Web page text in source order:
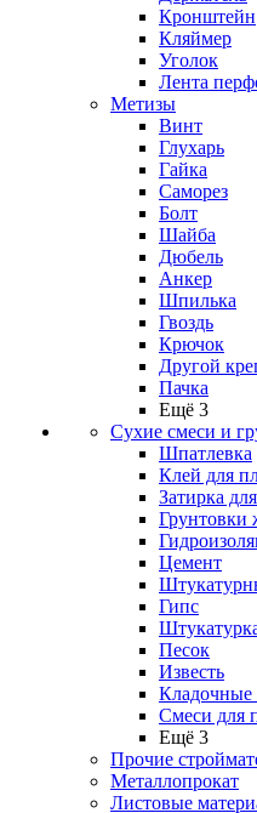
Кронштейн
Кляймер
Уголок
Лента
Метизы
Винт
Глухарь
Гайка
Саморез
Болт
Шайба
Дюбель
Анкер
Шпилька
Гвоздь
Крючок
Другой
Пачка
Ещё 3
Сухие смеси и
Шпатлевка
Клей для
Затирка
Грунтовки
Цемент
Гипс
Песок
Известь
Кладочные
Смеси для
Ещё 3
Прочие
Металлопрокат
Листовые